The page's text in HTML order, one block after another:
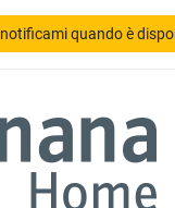
notificami quando è